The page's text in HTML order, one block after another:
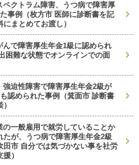
ペクトラム障害、うつ病で障害厚
事例（枚方市 医師に診断書を記
まとめてお渡し）
んで障害厚生年金1級に認められ
困難な状態でオンラインでの面
強迫性障害で障害厚生年金2級が
認められた事例（箕面市 診断書
の一般雇用で就労していることか
たが、うつ病で障害厚生年金2級
田市 自分では気づかない事を社労
）